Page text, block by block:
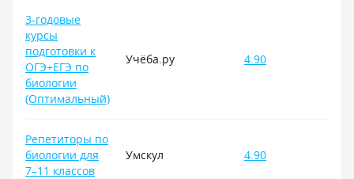
3-годовые
курсы
подготовки к
ОГЭ+ЕГЭ по
биологии
(Оптимальный)
Учёба.ру 4.90
Репетиторы по
биологии для
7–11 классов
Умскул 4.90